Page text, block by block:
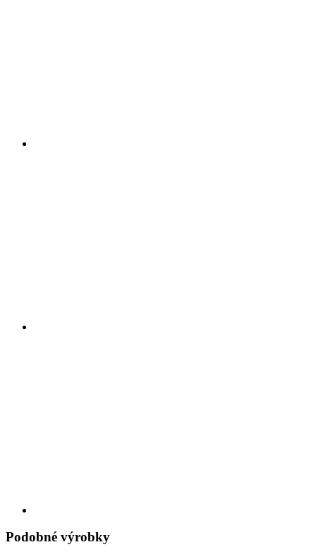
Podobné výrobky